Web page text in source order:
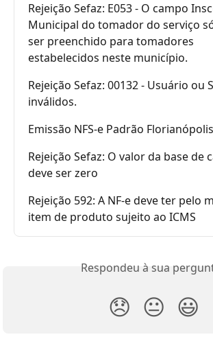
Rejeição Sefaz: E053 - O campo
Municipal do tomador do serviço
ser preenchido para tomadores
estabelecidos neste município.
Rejeição Sefaz: 00132 - Usuário ou
inválidos.
Emissão NFS-e Padrão Florianópolis
Rejeição Sefaz: O valor da base de
deve ser zero
Rejeição 592: A NF-e deve ter pelo
item de produto sujeito ao ICMS
Respondeu à sua
😞 😐 😃